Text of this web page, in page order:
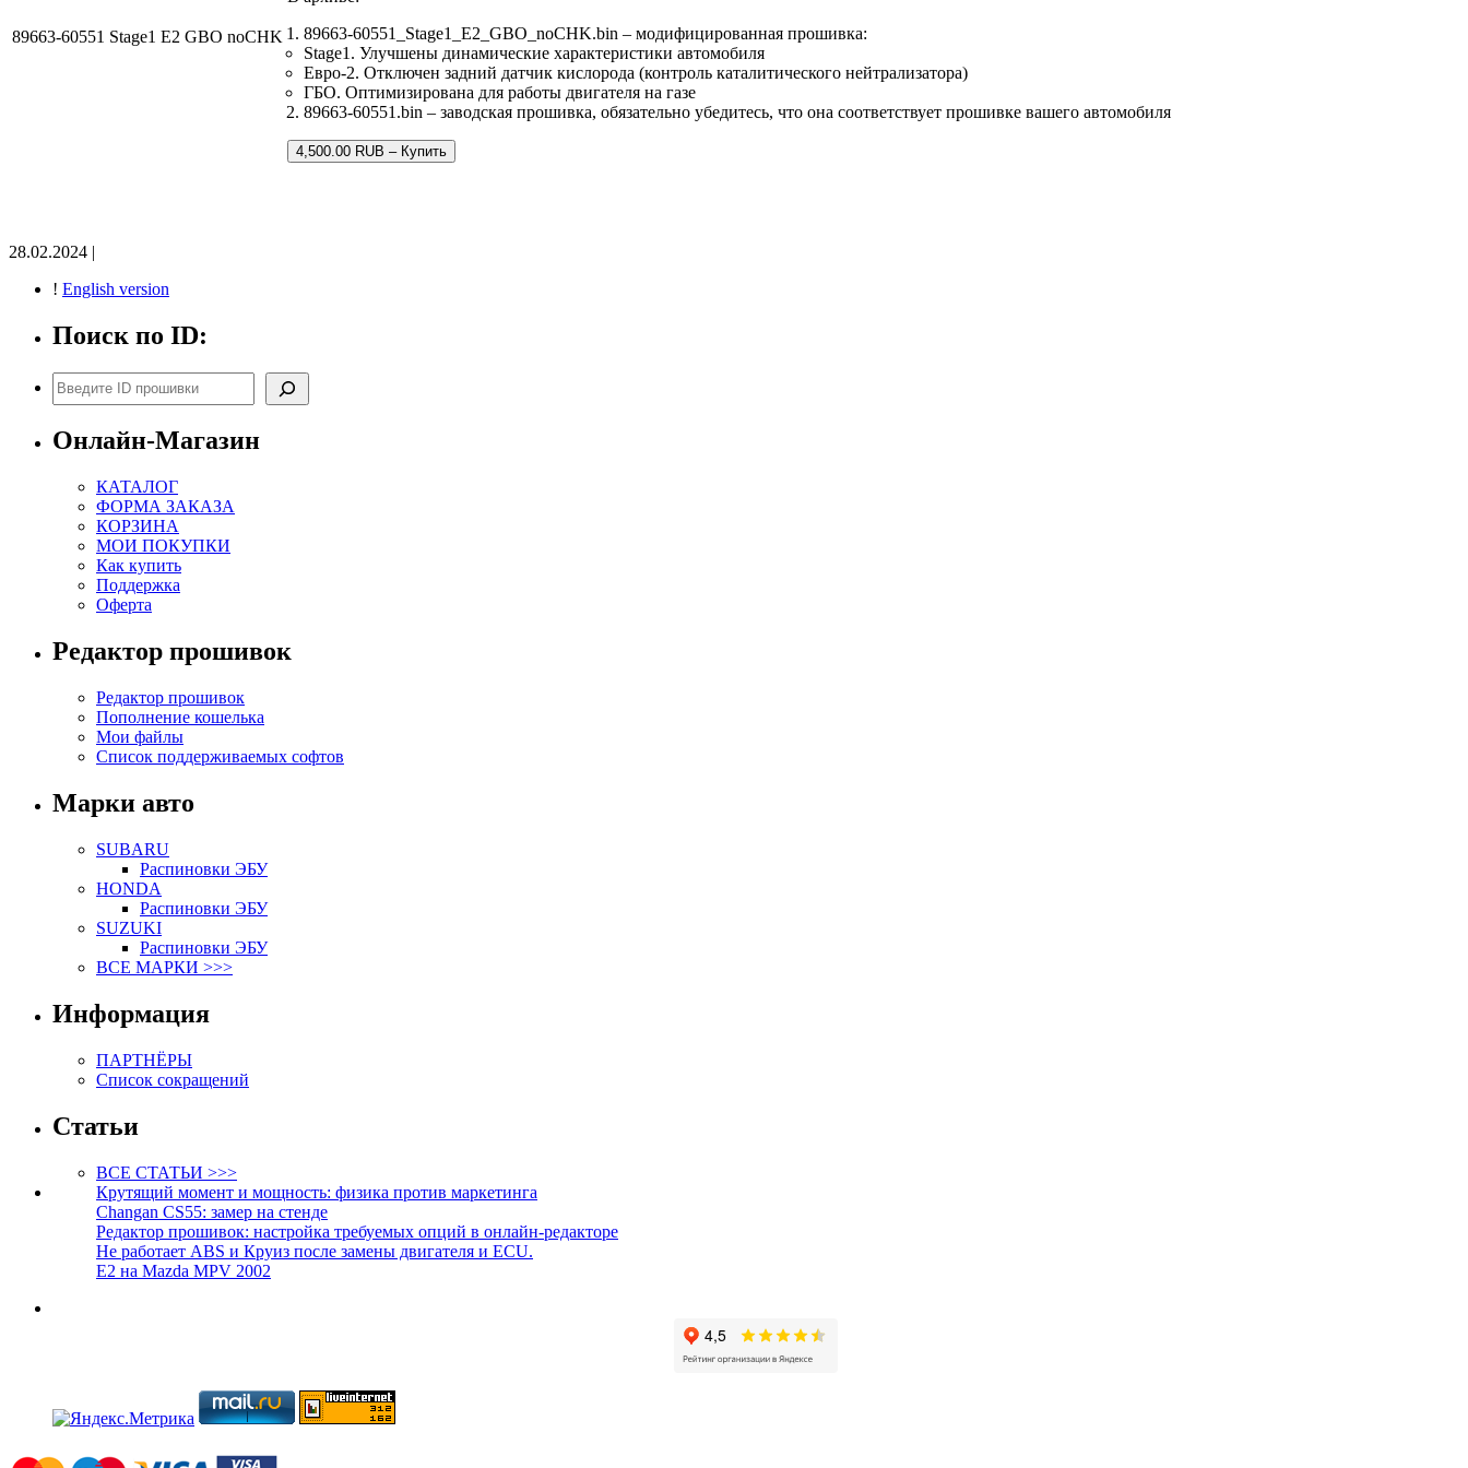
89663-60551 Stage1 E2 GBO noCHK
89663-60551_Stage1_E2_GBO_noCHK.bin – модифицированная прошивка:
Stage1. Улучшены динамические характеристики автомобиля
Евро-2. Отключен задний датчик кислорода (контроль каталитического нейтрализатора)
ГБО. Оптимизирована для работы двигателя на газе
89663-60551.bin – заводская прошивка, обязательно убедитесь, что она соответствует прошивке вашего автомобиля
4,500.00 RUB – Купить
28.02.2024 |
! English version
Поиск по ID:
Поиск
Онлайн-Магазин
КАТАЛОГ
ФОРМА ЗАКАЗА
КОРЗИНА
МОИ ПОКУПКИ
Как купить
Поддержка
Оферта
Редактор прошивок
Редактор прошивок
Пополнение кошелька
Мои файлы
Список поддерживаемых софтов
Марки авто
SUBARU
Распиновки ЭБУ
HONDA
Распиновки ЭБУ
SUZUKI
Распиновки ЭБУ
ВСЕ МАРКИ >>>
Информация
ПАРТНЁРЫ
Список сокращений
Статьи
ВСЕ СТАТЬИ >>>
Крутящий момент и мощность: физика против маркетинга
Changan CS55: замер на стенде
Редактор прошивок: настройка требуемых опций в онлайн-редакторе
Не работает ABS и Круиз после замены двигателя и ECU.
E2 на Mazda MPV 2002